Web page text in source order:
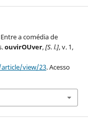
a comédia de
ouvirOUver,[S. l.], v. 1,
view/23. Acesso